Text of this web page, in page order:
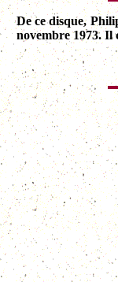
De ce disque,
novembre 1973. Il